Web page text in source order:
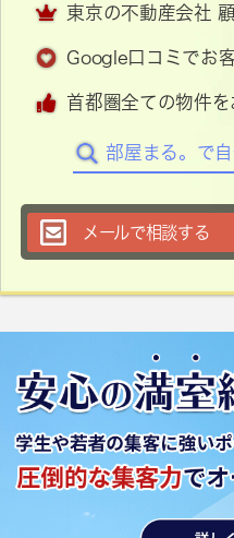
東京の不動産会社
Google口コミでお
首都圏全ての物件
部屋まる。で
メールで相談する